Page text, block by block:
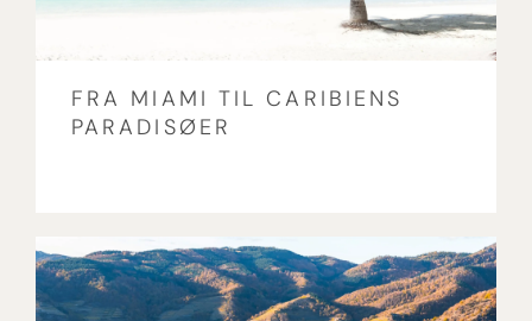
FRA MIAMI TIL CARIBIENS
PARADISØER